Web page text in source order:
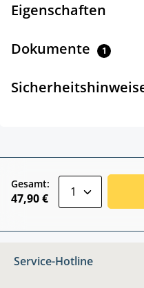
Eigenschaften
Dokumente 1
Gesamt:
47,90 €
Service-Hotline